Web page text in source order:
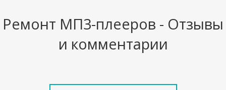
Ремонт МП3-плееров - Отзывы
и комментарии